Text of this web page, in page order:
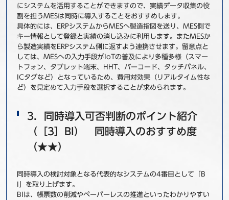
にシステムを活用することができますので、実績データ収集の役
割を担うMESは同時に導入することをおすすめします。
具体的には、ERPシステムからMESへ製造指図を送り、MES側で
キー情報として登録と実績の消し込みに利用します。またMESか
ら製造実績をERPシステム側に返すよう連携させます。留意点と
しては、MESへの入力手段がIoTの普及により多種多様（スマー
トフォン、タブレット端末、HHT、バーコード、タッチパネル、
ICタグなど）となっているため、費用対効果（リアルタイム性な
ど）を見定めて入力手段を選択することが求められます。
3．同時導入可否判断のポイント紹介
（［3］BI） 同時導入のおすすめ度
（★★）
同時導入の検討対象となる代表的なシステムの4番目として「B
I」を取り上げます。
BIは、帳票数の削減やペーパーレスの推進といったわかりやすい